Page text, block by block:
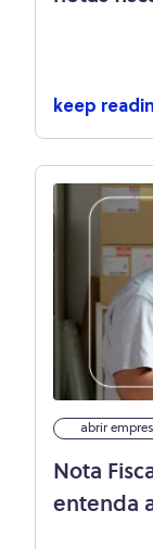
keep
abrir
Nota
entenda